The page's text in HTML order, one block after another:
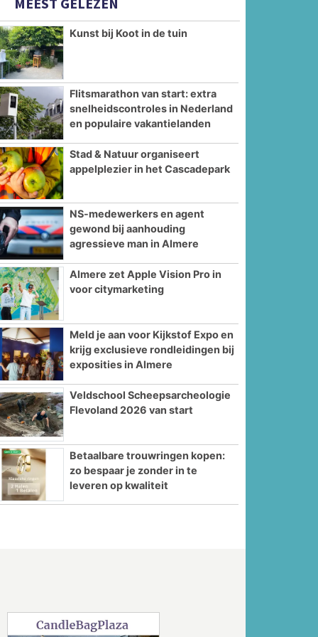
Kunst bij Koot in de tuin
Flitsmarathon van start: extra
snelheidscontroles in Nederland
en populaire vakantielanden
Stad & Natuur organiseert
appelplezier in het Cascadepark
NS-medewerkers en agent
gewond bij aanhouding
agressieve man in Almere
Almere zet Apple Vision Pro in
voor citymarketing
Meld je aan voor Kijkstof Expo en
krijg exclusieve rondleidingen bij
exposities in Almere
Veldschool Scheepsarcheologie
Flevoland 2026 van start
Betaalbare trouwringen kopen:
zo bespaar je zonder in te
leveren op kwaliteit